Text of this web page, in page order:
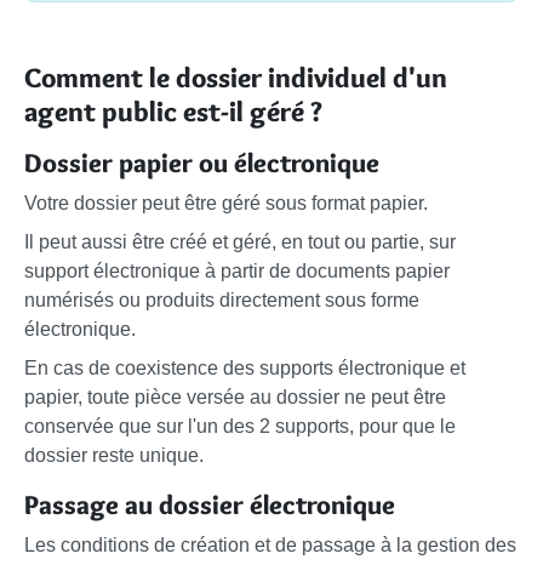
Comment le dossier individuel d'un
agent public est-il géré ?
Dossier papier ou électronique
Votre dossier peut être géré sous format papier.
Il peut aussi être créé et géré, en tout ou partie, sur
support électronique à partir de documents papier
numérisés ou produits directement sous forme
électronique.
En cas de coexistence des supports électronique et
papier, toute pièce versée au dossier ne peut être
conservée que sur l'un des 2 supports, pour que le
dossier reste unique.
Passage au dossier électronique
Les conditions de création et de passage à la gestion des